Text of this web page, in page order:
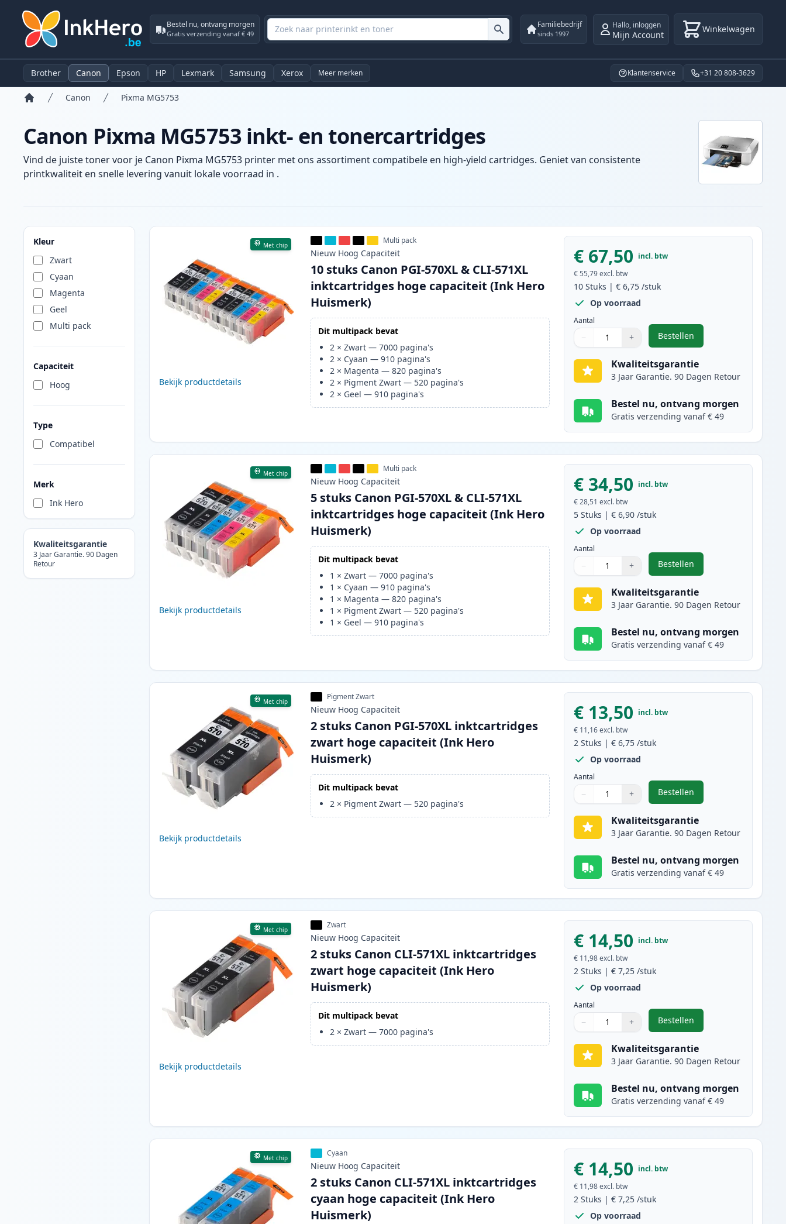
Bestel nu, ontvang morgen
Gratis verzending vanaf € 49
Familiebedrijf
sinds 1997
Hallo, inloggen
Mijn Account Winkelwagen
Brother Canon Epson HP Lexmark Samsung Xerox Meer merken Klantenservice +31 20 808-3629
Canon Pixma MG5753
Canon Pixma MG5753 inkt- en tonercartridges
Vind de juiste toner voor je Canon Pixma MG5753 printer met ons assortiment compatibele en high-yield cartridges. Geniet van consistente
printkwaliteit en snelle levering vanuit lokale voorraad in .
Kleur
Zwart
Cyaan
Magenta
Geel
Multi pack
Capaciteit
Hoog
Type
Compatibel
Merk
Ink Hero
Kwaliteitsgarantie
3 Jaar Garantie. 90 Dagen
Retour
Producten
Met chip
Bekijk productdetails
Multi pack
Nieuw Hoog Capaciteit
10 stuks Canon PGI-570XL & CLI-571XL
inktcartridges hoge capaciteit (Ink Hero
Huismerk)
Dit multipack bevat
2 ×Zwart —7000 pagina's
2 × Cyaan —910 pagina's
2 × Magenta —820 pagina's
2 × Pigment Zwart — 520 pagina's
2 × Geel —910 pagina's
€ 67,50 incl. btw
€ 55,79 excl. btw
10 Stuks |€ 6,75 /stuk
Op voorraad
Aantal
Aantal
Gebruik de knoppen om aan te passen
− +
Aantal 1
Bestellen
,10 stuks Canon PGI-
Kwaliteitsgarantie
3 Jaar Garantie. 90 Dagen Retour
Bestel nu, ontvang morgen
Gratis verzending vanaf € 49
Met chip
Bekijk productdetails
Multi pack
Nieuw Hoog Capaciteit
5 stuks Canon PGI-570XL & CLI-571XL
inktcartridges hoge capaciteit (Ink Hero
Huismerk)
Dit multipack bevat
1 ×Zwart —7000 pagina's
1 × Cyaan —910 pagina's
1 × Magenta —820 pagina's
1 × Pigment Zwart — 520 pagina's
1 × Geel —910 pagina's
€ 34,50 incl. btw
€ 28,51 excl. btw
5 Stuks |€ 6,90 /stuk
Op voorraad
Aantal
Aantal
Gebruik de knoppen om aan te passen
− +
Aantal 1
Bestellen
,5 stuks Canon PGI-570XL
Kwaliteitsgarantie
3 Jaar Garantie. 90 Dagen Retour
Bestel nu, ontvang morgen
Gratis verzending vanaf € 49
Met chip
Bekijk productdetails
Pigment Zwart
Nieuw Hoog Capaciteit
2 stuks Canon PGI-570XL inktcartridges
zwart hoge capaciteit (Ink Hero
Huismerk)
Dit multipack bevat
2 × Pigment Zwart — 520 pagina's
€ 13,50 incl. btw
€ 11,16 excl. btw
2 Stuks |€ 6,75 /stuk
Op voorraad
Aantal
Aantal
Gebruik de knoppen om aan te passen
− +
Aantal 1
Bestellen
,2 stuks Canon PGI-570XL
Kwaliteitsgarantie
3 Jaar Garantie. 90 Dagen Retour
Bestel nu, ontvang morgen
Gratis verzending vanaf € 49
Met chip
Bekijk productdetails
Zwart
Nieuw Hoog Capaciteit
2 stuks Canon CLI-571XL inktcartridges
zwart hoge capaciteit (Ink Hero
Huismerk)
Dit multipack bevat
2 ×Zwart —7000 pagina's
€ 14,50 incl. btw
€ 11,98 excl. btw
2 Stuks |€ 7,25 /stuk
Op voorraad
Aantal
Aantal
Gebruik de knoppen om aan te passen
− +
Aantal 1
Bestellen
,2 stuks Canon CLI-571XL
Kwaliteitsgarantie
3 Jaar Garantie. 90 Dagen Retour
Bestel nu, ontvang morgen
Gratis verzending vanaf € 49
Met chip Cyaan
Nieuw Hoog Capaciteit
2 stuks Canon CLI-571XL inktcartridges
cyaan hoge capaciteit (Ink Hero
Huismerk)
€ 14,50 incl. btw
€ 11,98 excl. btw
2 Stuks |€ 7,25 /stuk
Op voorraad